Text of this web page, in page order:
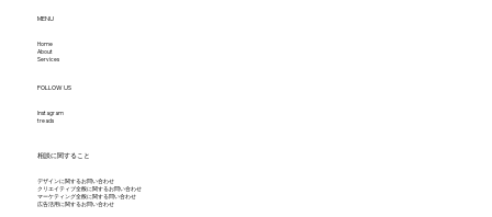
MENU
Home
About
Services
FOLLOW US
Instagram
treads
​相談に関すること
デザインに関するお問い合わせ
クリエイティブ全般に関するお問い合わせ
マーケティング全般に関する問い合わせ
​広告活用に関するお問い合わせ